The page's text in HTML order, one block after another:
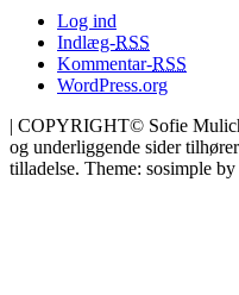
Log ind
Indlæg-RSS
Kommentar-RSS
WordPress.org
| COPYRIGHT© Sofie
og underliggende sider
tilladelse. Theme: sosimple by